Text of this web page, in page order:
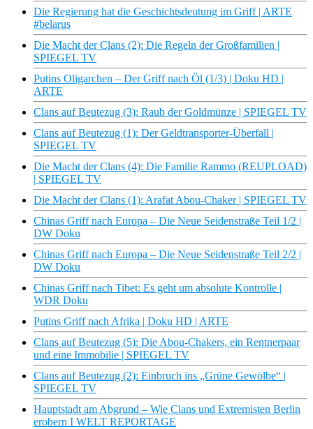
Die Regierung hat die Geschichtsdeutung im Griff | ARTE
#belarus
Die Macht der Clans (2): Die Regeln der Großfamilien |
SPIEGEL TV
Putins Oligarchen – Der Griff nach Öl (1/3) | Doku HD |
ARTE
Clans auf Beutezug (3): Raub der Goldmünze | SPIEGEL TV
Clans auf Beutezug (1): Der Geldtransporter-Überfall |
SPIEGEL TV
Die Macht der Clans (4): Die Familie Rammo (REUPLOAD)
| SPIEGEL TV
Die Macht der Clans (1): Arafat Abou-Chaker | SPIEGEL TV
Chinas Griff nach Europa – Die Neue Seidenstraße Teil 1/2 |
DW Doku
Chinas Griff nach Europa – Die Neue Seidenstraße Teil 2/2 |
DW Doku
Chinas Griff nach Tibet: Es geht um absolute Kontrolle |
WDR Doku
Putins Griff nach Afrika | Doku HD | ARTE
Clans auf Beutezug (5): Die Abou-Chakers, ein Rentnerpaar
und eine Immobilie | SPIEGEL TV
Clans auf Beutezug (2): Einbruch ins „Grüne Gewölbe“ |
SPIEGEL TV
Hauptstadt am Abgrund – Wie Clans und Extremisten Berlin
erobern I WELT REPORTAGE